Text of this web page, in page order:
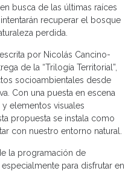
busca de las últimas raíces
recuperar el bosque
perdida.
por Nicolás Cancino-
de la “Trilogía Territorial”,
socioambientales desde
Con una puesta en escena
elementos visuales
propuesta se instala como
con nuestro entorno natural.
la programación de
para disfrutar en